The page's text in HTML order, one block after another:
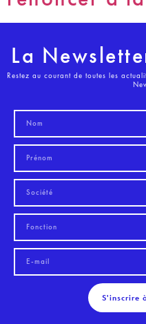
La
Restez au courant de toutes les
S'inscrire